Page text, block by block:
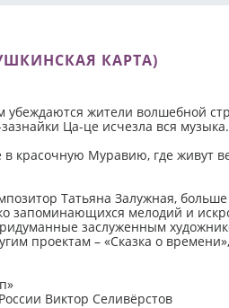
КАРТА)
убеждаются жители волшебной
Ца-це исчезла вся
красочную Муравию, где живут
Татьяна Залужная,
запоминающихся мелодий и
заслуженным
проектам – «Сказка о
Виктор Селивёрстов